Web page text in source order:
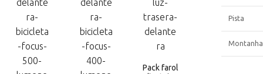
Pack farol
Pista
Montanha